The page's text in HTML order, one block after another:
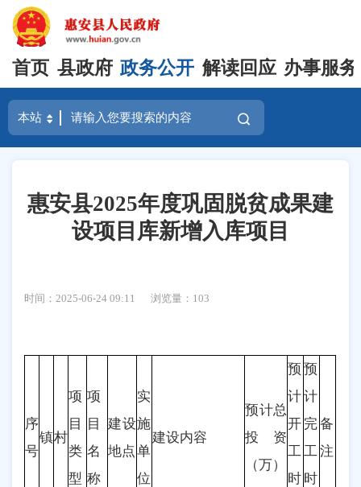
首页 县政府 政务公开 解读回应 办事服务
惠安县2025年度巩固脱贫成果建
设项目库新增入库项目
时间：2025-06-24 09:11 浏览量： 103
序
号
镇村
项
目
类
型
项
目
名
称
建设
地点
实
施
单
位
建设内容
预计总
投资
（万）
预
计
开
工
时
预
计
完
工
时
备
注